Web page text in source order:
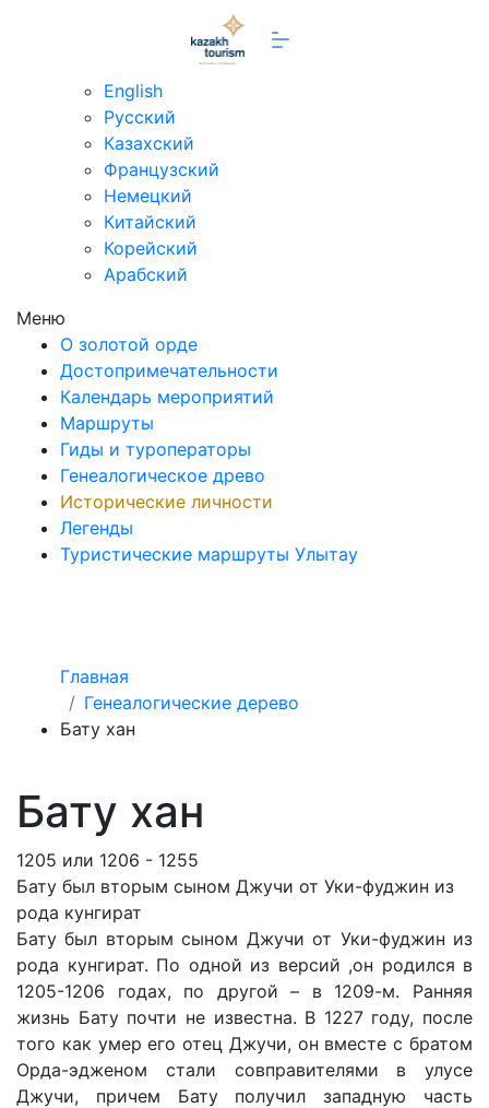
English
Русский
Казахский
Французский
Немецкий
Китайский
Корейский
Арабский
Меню
О золотой орде
Достопримечательности
Календарь мероприятий
Маршруты
Гиды и туроператоры
Генеалогическое древо
Исторические личности
Легенды
Туристические маршруты Улытау
Главная
Генеалогические дерево
Бату хан
Бату хан
1205 или 1206 - 1255
Бату был вторым сыном Джучи от Уки-фуджин из
рода кунгират
Бату был вторым сыном Джучи от Уки-фуджин из
рода кунгират. По одной из версий ,он родился в
1205-1206 годах, по другой – в 1209-м. Ранняя
жизнь Бату почти не известна. В 1227 году, после
того как умер его отец Джучи, он вместе с братом
Орда-эдженом стали совправителями в улусе
Джучи, причем Бату получил западную часть